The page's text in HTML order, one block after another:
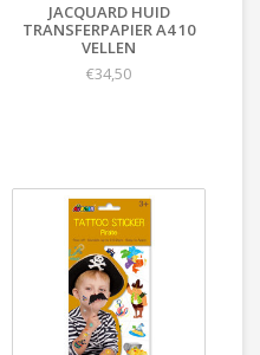
JACQUARD HUID
TRANSFERPAPIER A4 10
VELLEN
€34,50